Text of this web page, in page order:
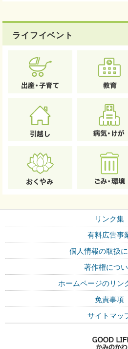
ライフイベント
リンク集
有料広告事
個人情報の取扱
著作権につ
ホームページのリン
免責事項
サイトマッ